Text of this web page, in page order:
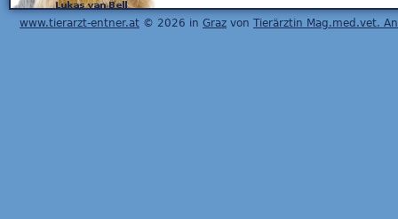
www.tierarzt-entner.at © 2026 in Graz von Tierärztin Mag.med.vet.